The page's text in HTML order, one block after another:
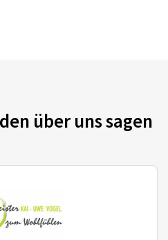
über uns sagen